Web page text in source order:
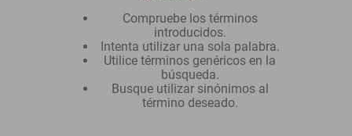
Compruebe los términos
introducidos.
Intenta utilizar una sola palabra.
Utilice términos genéricos en la
búsqueda.
Busque utilizar sinónimos al
término deseado.